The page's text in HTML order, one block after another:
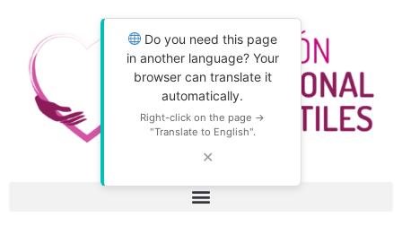
Do you need this page
in another language? Your
browser can translate it
automatically.
Right-click on the page →
"Translate to English".
✕